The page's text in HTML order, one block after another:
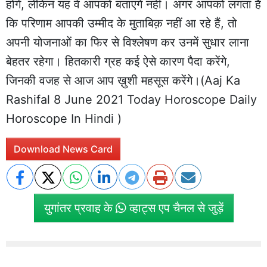
होंगे, लेकिन यह वे आपको बताएंगे नहीं। अगर आपको लगता है
कि परिणाम आपकी उम्मीद के मुताबिक़ नहीं आ रहे हैं, तो
अपनी योजनाओं का फिर से विश्लेषण कर उनमें सुधार लाना
बेहतर रहेगा। हितकारी ग्रह कई ऐसे कारण पैदा करेंगे,
जिनकी वजह से आज आप ख़ुशी महसूस करेंगे।(Aaj Ka
Rashifal 8 June 2021 Today Horoscope Daily
Horoscope In Hindi )
Download News Card
युगांतर प्रवाह के व्हाट्स एप चैनल से जुड़ें